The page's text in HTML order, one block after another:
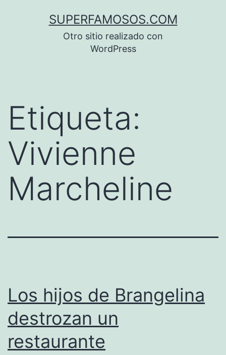
SUPERFAMOSOS.COM
Otro sitio realizado con
WordPress
Etiqueta:
Vivienne
Marcheline
Los hijos de Brangelina
destrozan un
restaurante